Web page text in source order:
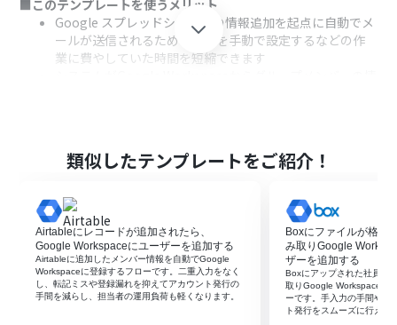
■このテンプレートを使うメリット
Google スプレッドシートへの情報追加を起点に自動でメ
ールが送信されるため、宛先を手動で設定するなどの作
業に費やしていた時間を短縮できます
■フローボットの流れ
はじめに、Google WorkspaceとGoogle スプレッドシー
次に、トリガーでGoogle スプレッドシートを選択し、
「行が追加されたら」というアクションを設定します
続いて、オペレーションでGoogle Workspaceの「グルー
プのメンバーの一覧を取得」アクションを設定し、対象の
グループを指定します
次に、オペレーションでテキスト生成機能の「テキスト
を生成」アクションを設定し、送信するメールの件名や本
類似したテンプレートをご紹介！
Airtableにレコードが追加されたら、
Google Workspaceにユーザーを追加する
Airtableに追加したメンバー情報を自動でGoogle
Workspaceに登録するフローです。二重入力をなく
し、転記ミスや登録漏れを抑えてアカウント発行の
手間を減らし、担当者の運用負荷も軽くなります。
Boxにファイルが格納
み取りGoogle
ザーを追加する
Boxにアップされた社員情
取りGoogle Workspaceに
ーです。手入力の手間や入
ト発行をスムーズに行えま